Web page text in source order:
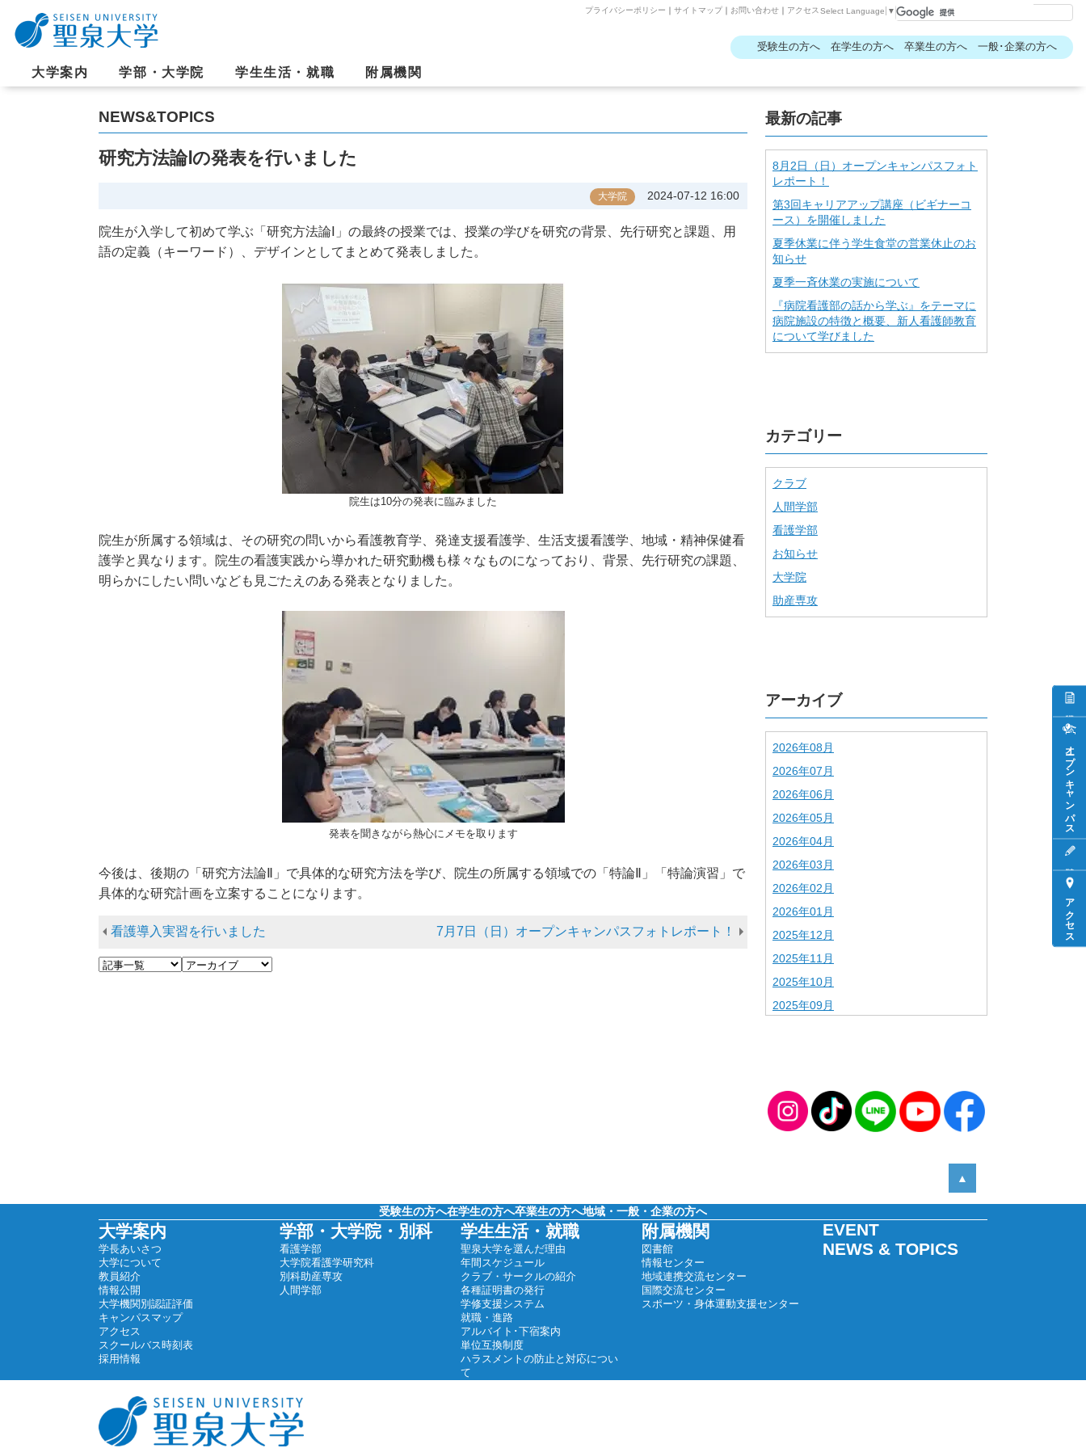
Select Language ▼
アクセス
｜
お問い合わせ
｜
サイトマップ
｜
プライバシーポリシー
受験生の方へ 在学生の方へ 卒業生の方へ 一般･企業の方へ
大学案内 学部・大学院 学生生活・就職 附属機関
NEWS&TOPICS
研究方法論Ⅰの発表を行いました
大学院 2024-07-12 16:00
院生が入学して初めて学ぶ「研究方法論Ⅰ」の最終の授業では、授業の学びを研究の背景、先行研究と課題、用
語の定義（キーワード）、デザインとしてまとめて発表しました。
院生は10分の発表に臨みました
院生が所属する領域は、その研究の問いから看護教育学、発達支援看護学、生活支援看護学、地域・精神保健看
護学と異なります。院生の看護実践から導かれた研究動機も様々なものになっており、背景、先行研究の課題、
明らかにしたい問いなども見ごたえのある発表となりました。
発表を聞きながら熱心にメモを取ります
今後は、後期の「研究方法論Ⅱ」で具体的な研究方法を学び、院生の所属する領域での「特論Ⅱ」「特論演習」で
具体的な研究計画を立案することになります。
看護導入実習を行いました 7月7日（日）オープンキャンパスフォトレポート！
最新の記事
8月2日（日）オープンキャンパスフォト
レポート！
第3回キャリアアップ講座（ビギナーコ
ース）を開催しました
夏季休業に伴う学生食堂の営業休止のお
知らせ
夏季一斉休業の実施について
『病院看護部の話から学ぶ』をテーマに
病院施設の特徴と概要、新人看護師教育
について学びました
カテゴリー
クラブ
人間学部
看護学部
お知らせ
大学院
助産専攻
アーカイブ
2026年08月
2026年07月
2026年06月
2026年05月
2026年04月
2026年03月
2026年02月
2026年01月
2025年12月
2025年11月
2025年10月
2025年09月
2025年05月
2025年04月
2024年11月
2024年08月
2024年05月
▲
受験生の方へ在学生の方へ卒業生の方へ地域・一般・企業の方へ
大学案内
学長あいさつ
大学について
教員紹介
情報公開
大学機関別認証評価
キャンパスマップ
アクセス
スクールバス時刻表
採用情報
学部・大学院・別科
看護学部
大学院看護学研究科
別科助産専攻
人間学部
学生生活・就職
聖泉大学を選んだ理由
年間スケジュール
クラブ・サークルの紹介
各種証明書の発行
学修支援システム
就職・進路
アルバイト･下宿案内
単位互換制度
ハラスメントの防止と対応につい
て
附属機関
図書館
情報センター
地域連携交流センター
国際交流センター
スポーツ・身体運動支援センター
EVENT
NEWS & TOPICS
オープンキャンパス
アクセス